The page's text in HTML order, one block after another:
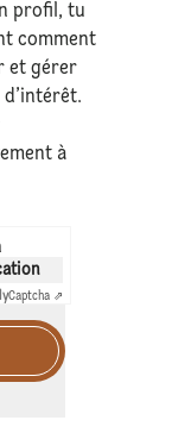
profil, tu
comment
et gérer
à
Captcha ⇗